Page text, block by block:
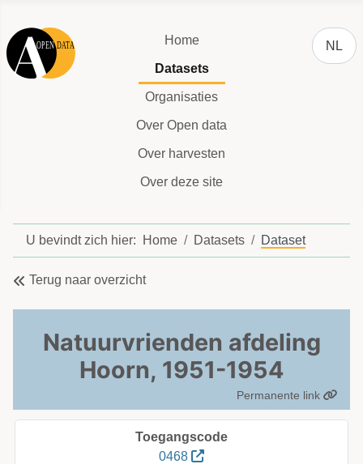
Home
Datasets
Organisaties
Over Open data
Over harvesten
Over deze site
NL
U bevindt zich hier: Home Datasets Dataset
Terug naar overzicht
Natuurvrienden afdeling
Hoorn, 1951-1954
Permanente link
Toegangscode
0468